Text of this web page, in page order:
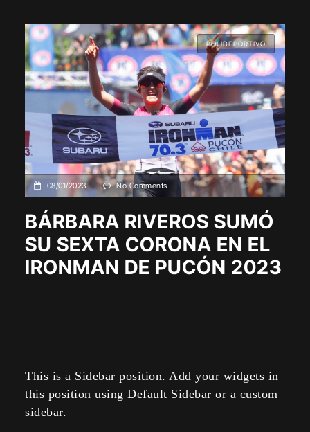
POLIDEPORTIVO
08/01/2023 No Comments
BÁRBARA RIVEROS SUMÓ
SU SEXTA CORONA EN EL
IRONMAN DE PUCÓN 2023
This is a Sidebar position. Add your widgets in
this position using Default Sidebar or a custom
sidebar.